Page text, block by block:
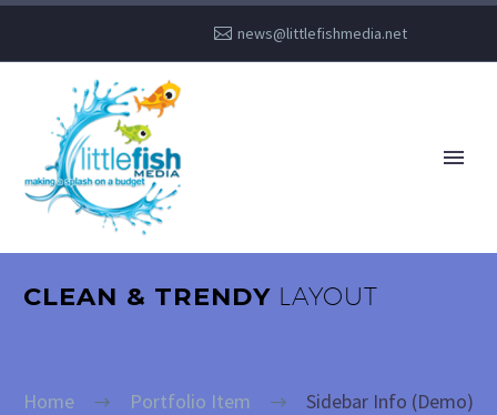
news@littlefishmedia.net
CLEAN & TRENDY LAYOUT
Home Portfolio Item Sidebar Info (Demo)